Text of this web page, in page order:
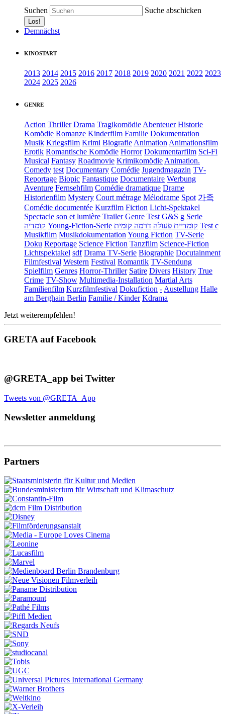
Suchen Suche abschicken
Demnächst
KINOSTART
2013 2014 2015 2016 2017 2018 2019 2020 2021 2022 2023
2024 2025 2026
GENRE
Action Thriller Drama Tragikomödie Abenteuer Historie
Komödie Romanze Kinderfilm Familie Dokumentation
Musik Kriegsfilm Krimi Biografie Animation Animationsfilm
Erotik Romantische Komödie Horror Dokumentarfilm Sci-Fi
Musical Fantasy Roadmovie Krimikomödie Animation.
Comedy test Documentary Comédie Jugendmagazin TV-
Reportage Biopic Fantastique Documentaire Werbung
Aventure Fernsehfilm Comédie dramatique Drame
Historienfilm Mystery Court métrage Mélodrame Spot 가족
Comédie documentée Kurzfilm Fiction Licht-Spektakel
Spectacle son et lumière Trailer Genre Test G&S g Serie
קומדיה Young-Fiction-Serie קומדיית פעולה דרמה קומית
Test c
Musikfilm Musikdokumentation Young Fiction TV-Serie
Doku Reportage Science Fiction Tanzfilm Science-Fiction
Lichtspektakel sdf Drama TV-Serie Biographie Docutainment
Filmfestival Western Festival Romantik TV-Sendung
Spielfilm Genres Horror-Thriller Satire Divers History True
Crime TV-Show Multimedia-Installation Martial Arts
Familienfilm Kurzfilmfestival Dokufiction - Austellung Halle
am Berghain Berlin Familie / Kinder Kdrama
Jetzt weiterempfehlen!
GRETA auf Facebook
@GRETA_app bei Twitter
Tweets von @GRETA_App
Newsletter anmeldung
Partners